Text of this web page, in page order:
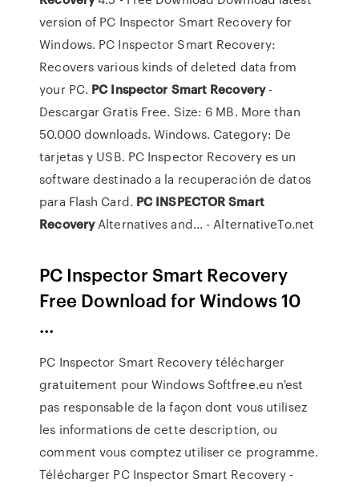
version of PC Inspector Smart Recovery for
Windows. PC Inspector Smart Recovery:
Recovers various kinds of deleted data from
your PC. PC Inspector Smart Recovery-
Descargar Gratis Free. Size: 6 MB. More than
50.000 downloads. Windows. Category: De
tarjetas y USB. PC Inspector Recovery es un
software destinado a la recuperación de datos
para Flash Card. PC INSPECTOR Smart
RecoveryAlternatives and... - AlternativeTo.net
PC Inspector Smart Recovery
Free Download for Windows 10
...
PC Inspector Smart Recovery télécharger
gratuitement pour Windows Softfree.eu n'est
pas responsable de la façon dont vous utilisez
les informations de cette description, ou
comment vous comptez utiliser ce programme.
Télécharger PC Inspector Smart Recovery -